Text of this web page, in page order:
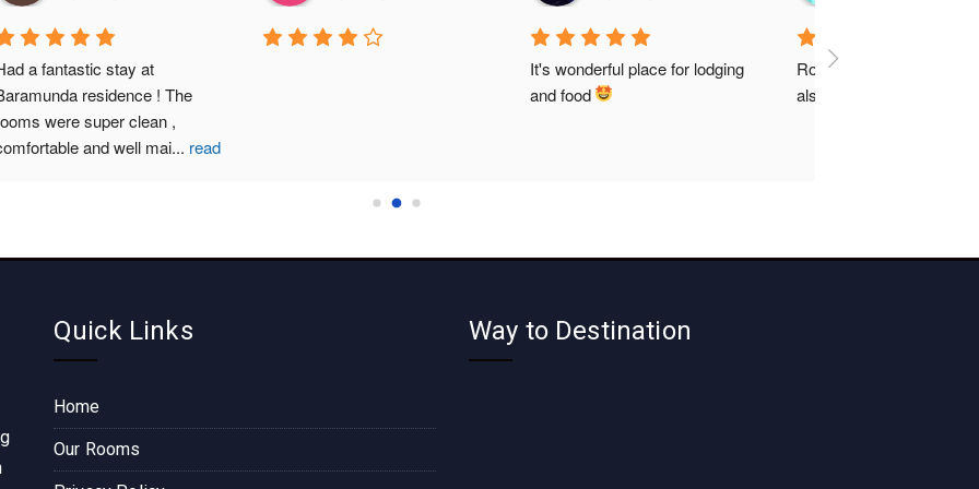
a fantastic stay at
residence ! The
were super clean ,
and well mai... read
It's wonderful place for lodging
and food
Rooms are so clean and
also so good like home
Quick Links
Home
Our Rooms
Way to Destination